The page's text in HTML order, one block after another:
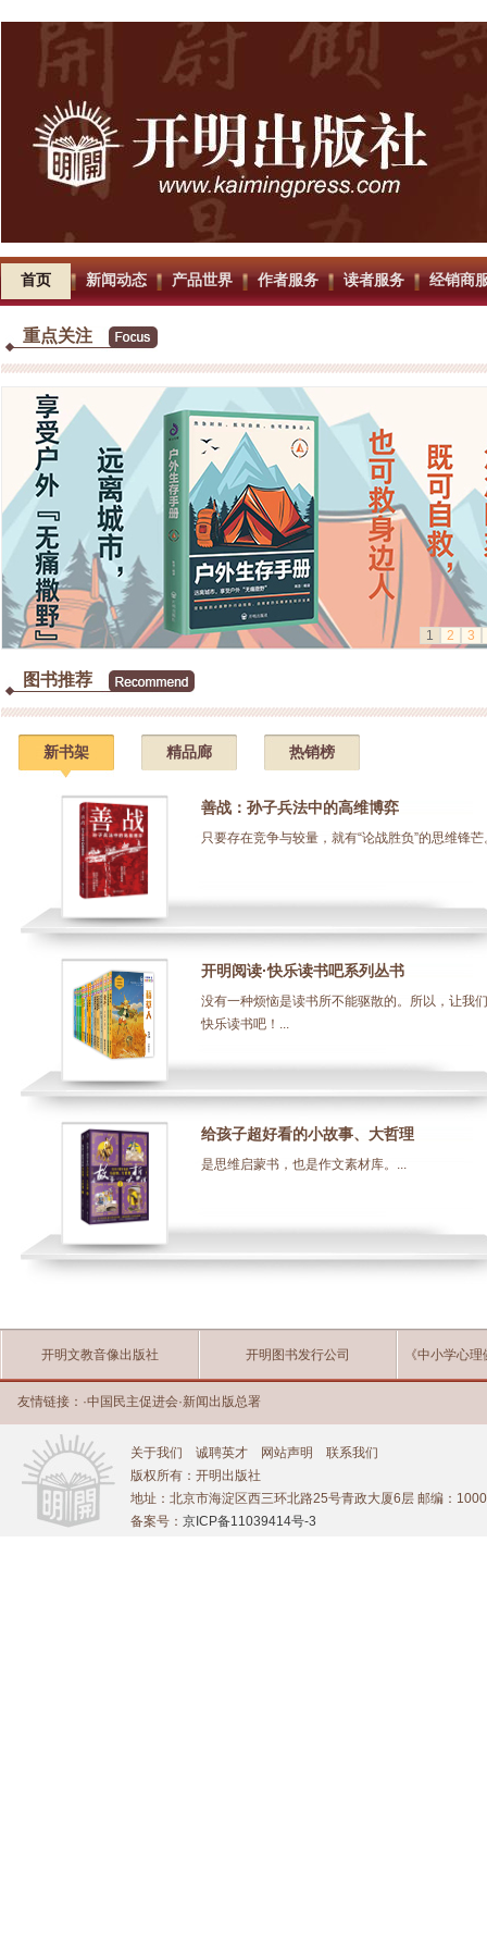
首页 新闻动态 产品世界 作者服务 读者服务 经销商
重点关注
1 2 3
图书推荐
新书架 精品廊 热销榜
善战：孙子兵法中的高维博弈
只要存在竞争与较量，就有“论战胜负”的思维锋芒
开明阅读·快乐读书吧系列丛书
没有一种烦恼是读书所不能驱散的。所以，让
快乐读书吧！...
给孩子超好看的小故事、大哲理
是思维启蒙书，也是作文素材库。...
开明文教音像出版社 开明图书发行公司 《中小学心
友情链接： ·中国民主促进会·新闻出版总署
关于我们 诚聘英才 网站声明
联系我们
版权所有：开明出版社
地址：北京市海淀区西三环北路25号青政大厦6层 邮编：
备案号： 京ICP备11039414号-3